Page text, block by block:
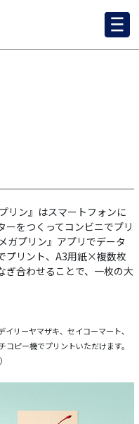
リン』はスマートフォンに
をつくってコンビニでプリ
ガプリン』アプリでデータ
プリント、A3用紙×複数枚
ぎ合わせることで、一枚の大
リーヤマザキ、セイコーマート、
ピー機でプリントいただけます。